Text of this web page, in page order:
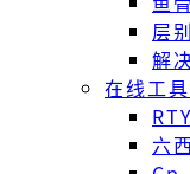
层
解
在线工具
六